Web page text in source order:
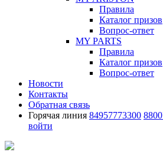
Правила
Каталог призов
Вопрос-ответ
MY PARTS
Правила
Каталог призов
Вопрос-ответ
Новости
Контакты
Обратная связь
Горячая линия 84957773300
войти